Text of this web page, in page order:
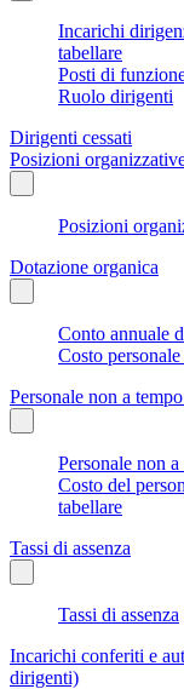
Incarichi
tabellare
Posti di
Ruolo dirigenti
Dirigenti cessati
Posizioni
Posizioni
Dotazione organica
Conto annuale
Costo
Personale non a
Personale non
Costo del
tabellare
Tassi di assenza
Tassi di assenza
Incarichi conferiti e
dirigenti)